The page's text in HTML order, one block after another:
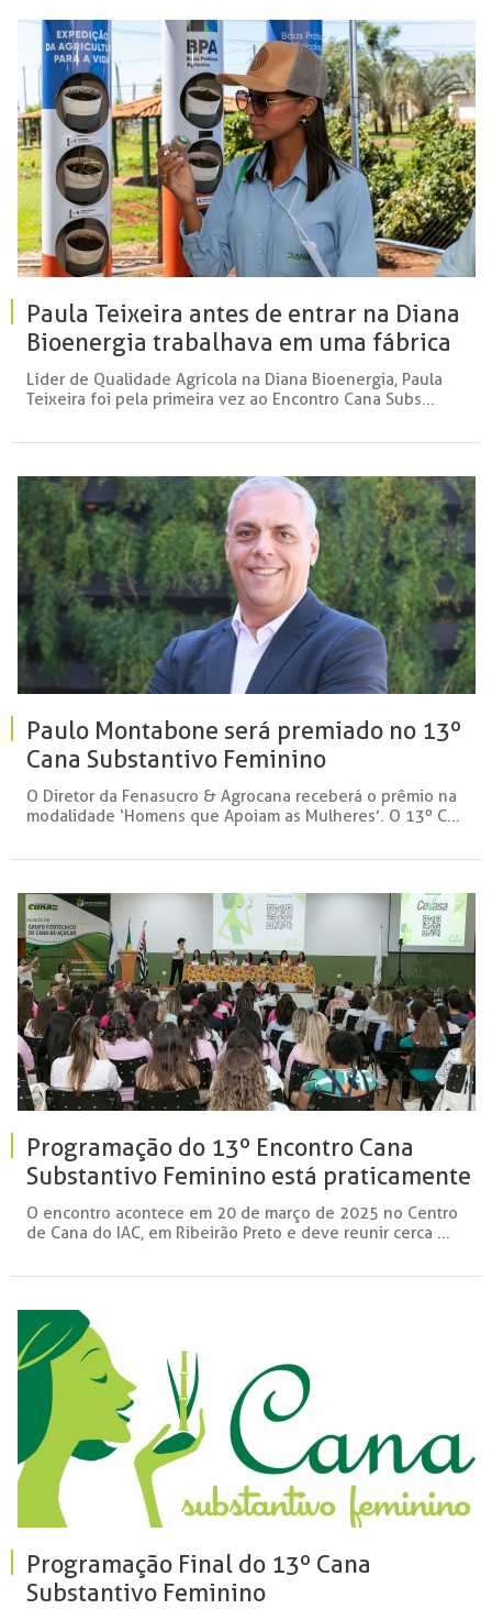
Paula Teixeira antes de entrar na Diana
Bioenergia trabalhava em uma fábrica
de ossinhos para cachorro
Líder de Qualidade Agrícola na Diana Bioenergia, Paula
Teixeira foi pela primeira vez ao Encontro Cana Subs...
Paulo Montabone será premiado no 13º
Cana Substantivo Feminino
O Diretor da Fenasucro & Agrocana receberá o prêmio na
modalidade ‘Homens que Apoiam as Mulheres’. O 13º C...
Programação do 13º Encontro Cana
Substantivo Feminino está praticamente
fechada
O encontro acontece em 20 de março de 2025 no Centro
de Cana do IAC, em Ribeirão Preto e deve reunir cerca ...
Programação Final do 13º Cana
Substantivo Feminino